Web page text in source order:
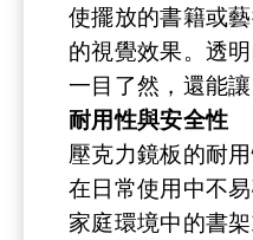
使擺放的書籍或
的視覺效果。透
一目了然，還能
耐用性與安全性
壓克力鏡板的耐
在日常使用中不
家庭環境中的書